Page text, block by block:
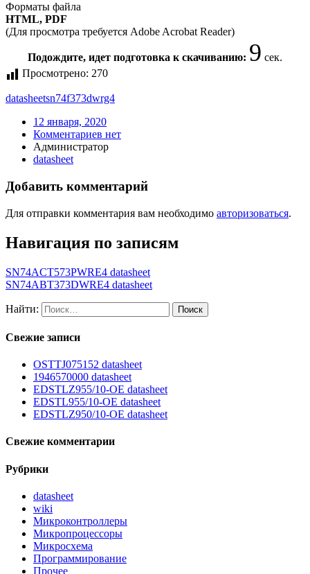
Форматы файла
HTML, PDF
(Для просмотра требуется Adobe Acrobat Reader)
Подождите, идет подготовка к скачиванию: 9 сек.
Просмотрено: 270
datasheetsn74f373dwrg4
12 января, 2020
Комментариев нет
Администратор
datasheet
Добавить комментарий
Для отправки комментария вам необходимо авторизоваться.
Навигация по записям
SN74ACT573PWRE4 datasheet
SN74ABT373DWRE4 datasheet
Найти:
Свежие записи
OSTTJ075152 datasheet
1946570000 datasheet
EDSTLZ955/10-OE datasheet
EDSTL955/10-OE datasheet
EDSTLZ950/10-OE datasheet
Свежие комментарии
Рубрики
datasheet
wiki
Микроконтроллеры
Микропроцессоры
Микросхема
Программирование
Прочее